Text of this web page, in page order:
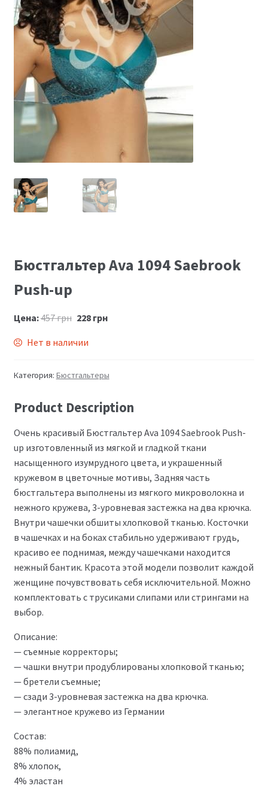
Размеры
Контакты
Обратная связь
Бюстгальтер Ava 1094 Saebrook
Рush-up
Цена:457грн 228грн
Нет в наличии
Категория: Бюстгальтеры
Product Description
Очень красивый Бюстгальтер Ava 1094 Saebrook Рush-
up изготовленный из мягкой и гладкой ткани
насыщенного изумрудного цвета, и украшенный
кружевом в цветочные мотивы, Задняя часть
бюстгальтера выполнены из мягкого микроволокна и
нежного кружева, 3-уровневая застежка на два крючка.
Внутри чашечки обшиты хлопковой тканью. Косточки
в чашечках и на боках стабильно удерживают грудь,
красиво ее поднимая, между чашечками находится
нежный бантик. Красота этой модели позволит каждой
женщине почувствовать себя исключительной. Можно
комплектовать с трусиками слипами или стрингами на
выбор.
Описание:
— съемные корректоры;
— чашки внутри продублированы хлопковой тканью;
— бретели съемные;
— сзади 3-уровневая застежка на два крючка.
— элегантное кружево из Германии
Состав:
88% полиамид,
8% хлопок,
4% эластан